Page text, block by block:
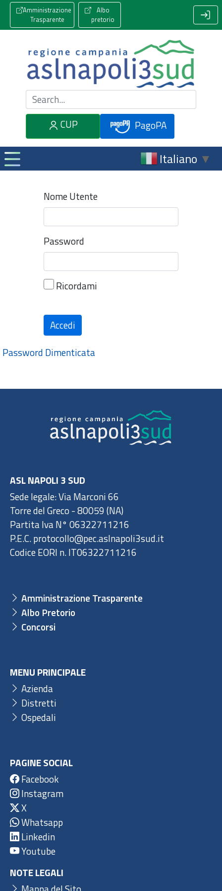
Amministrazione
Trasparente
Albo
pretorio
Cerca nel sito
CUP
PagoPA
Italiano ▼
Nome Utente
Password
Ricordami
Accedi
Password Dimenticata
ASL NAPOLI 3 SUD
Sede legale: Via Marconi 66
Torre del Greco - 80059 (NA)
Partita Iva N° 06322711216
P.E.C. protocollo@pec.aslnapoli3sud.it
Codice EORI n. IT06322711216
Amministrazione Trasparente
Albo Pretorio
Concorsi
MENU PRINCIPALE
Azienda
Distretti
Ospedali
PAGINE SOCIAL
Facebook
Instagram
X
Whatsapp
Linkedin
Youtube
NOTE LEGALI